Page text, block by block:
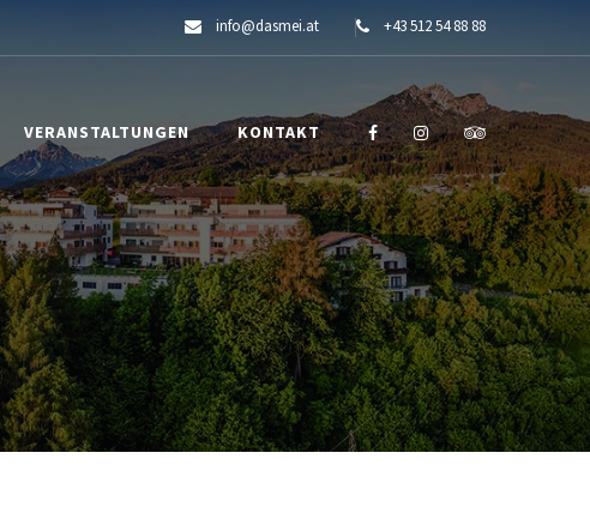
info@dasmei.at +43 512 54 88 88
VERANSTALTUNGEN KONTAKT